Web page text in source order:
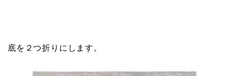
底を２つ折りにします。